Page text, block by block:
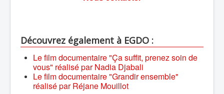
Découvrez également à EGDO :
Le film documentaire "Ça suffit, prenez soin de
vous" réalisé par Nadia Djabali
Le film documentaire "Grandir ensemble"
réalisé par Réjane Mouillot